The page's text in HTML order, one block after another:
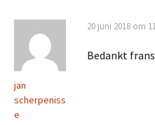
jan
scherpeniss
e
20 juni 2018 om
Bedankt